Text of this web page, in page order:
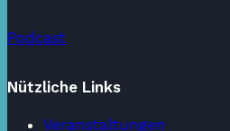
Podcast
Nützliche Links
Veranstaltungen